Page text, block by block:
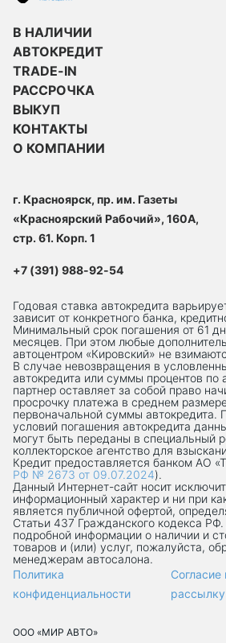
В НАЛИЧИИ
АВТОКРЕДИТ
TRADE-IN
РАССРОЧКА
ВЫКУП
КОНТАКТЫ
О КОМПАНИИ
г. Красноярск, пр. им. Газеты
«Красноярский Рабочий», 160А,
стр. 61. Корп. 1
+7 (391) 988-92-54
Годовая ставка автокредита
зависит от конкретного банка,
Минимальный срок погашения от 61
месяцев. При этом любые
автоцентром «Кировский» не
В случае невозвращения в
автокредита или суммы процентов по
партнер оставляет за собой право
просрочку платежа в среднем
первоначальной суммы автокредита.
условий погашения автокредита
могут быть переданы в специальный
коллекторское агентство для
Кредит предоставляется банком АО
РФ № 2673 от 09.07.2024).
Данный Интернет-сaйт носит
информационный характер и ни при
является публичной офертой,
Статьи 437 Гражданского кодекса
подробной информации о наличии и
товаров и (или) услуг, пожалуйста,
менеджерам автосалона.
Политика
конфиденциальности
рассылку
ООО «МИР АВТО»